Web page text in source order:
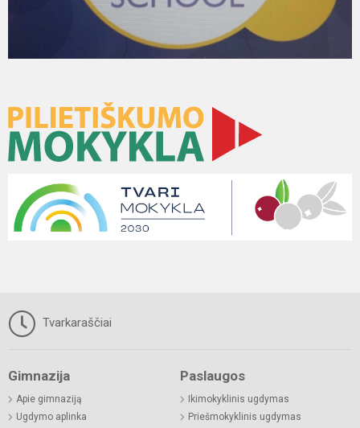
Tvarkaraščiai
Gimnazija
Apie gimnaziją
Ugdymo aplinka
Paslaugos
Ikimokyklinis ugdymas
Priešmokyklinis ugdymas